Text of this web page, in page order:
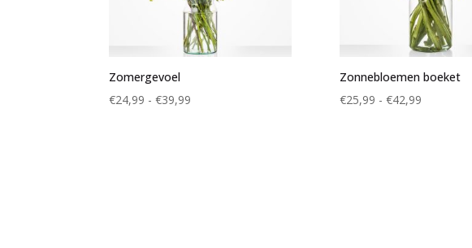
Zomergevoel
€24,99 - €39,99
Zonnebloemen boeket
€25,99 - €42,99Prijsklasse: